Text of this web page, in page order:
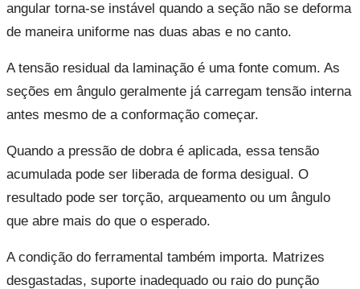
angular torna-se instável quando a seção não se deforma
de maneira uniforme nas duas abas e no canto.
A tensão residual da laminação é uma fonte comum. As
seções em ângulo geralmente já carregam tensão interna
antes mesmo de a conformação começar.
Quando a pressão de dobra é aplicada, essa tensão
acumulada pode ser liberada de forma desigual. O
resultado pode ser torção, arqueamento ou um ângulo
que abre mais do que o esperado.
A condição do ferramental também importa. Matrizes
desgastadas, suporte inadequado ou raio do punção